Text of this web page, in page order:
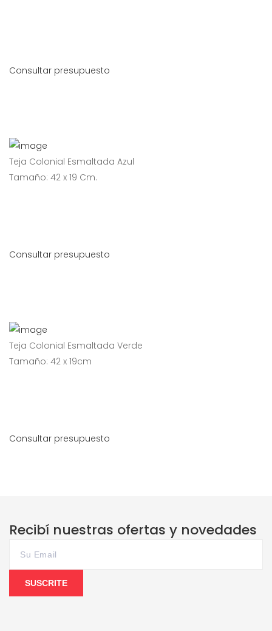
Consultar presupuesto
Teja Colonial Esmaltada Azul
Tamaño: 42 x 19 Cm.
Consultar presupuesto
Teja Colonial Esmaltada Verde
Tamaño: 42 x 19cm
Consultar presupuesto
Recibí nuestras ofertas y novedades
SUSCRITE